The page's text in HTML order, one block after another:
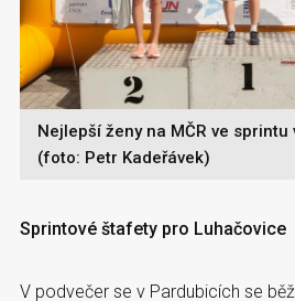
Nejlepší ženy na MČR ve sprintu
(foto: Petr Kadeřávek)
Sprintové štafety pro Luhačovice
V podvečer se v Pardubicích se